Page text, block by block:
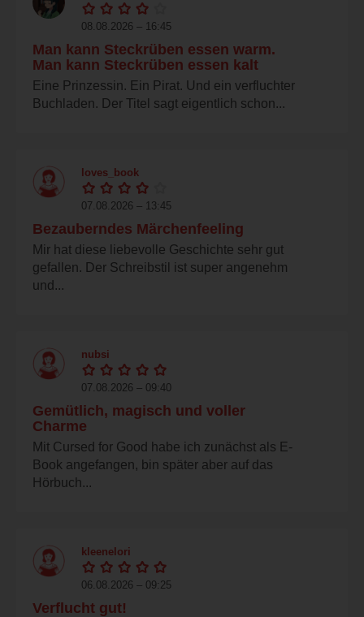
08.08.2026 – 16:45
Man kann Steckrüben essen warm.
Man kann Steckrüben essen kalt
Eine Prinzessin. Ein Pirat. Und ein verfluchter
Buchladen. Der Titel sagt eigentlich schon...
loves_book
07.08.2026 – 13:45
Bezauberndes Märchenfeeling
Mir hat diese liebevolle Geschichte sehr gut
gefallen. Der Schreibstil ist super angenehm
und...
nubsi
07.08.2026 – 09:40
Gemütlich, magisch und voller
Charme
Mit Cursed for Good habe ich zunächst als E-
Book angefangen, bin später aber auf das
Hörbuch...
kleenelori
06.08.2026 – 09:25
Verflucht gut!